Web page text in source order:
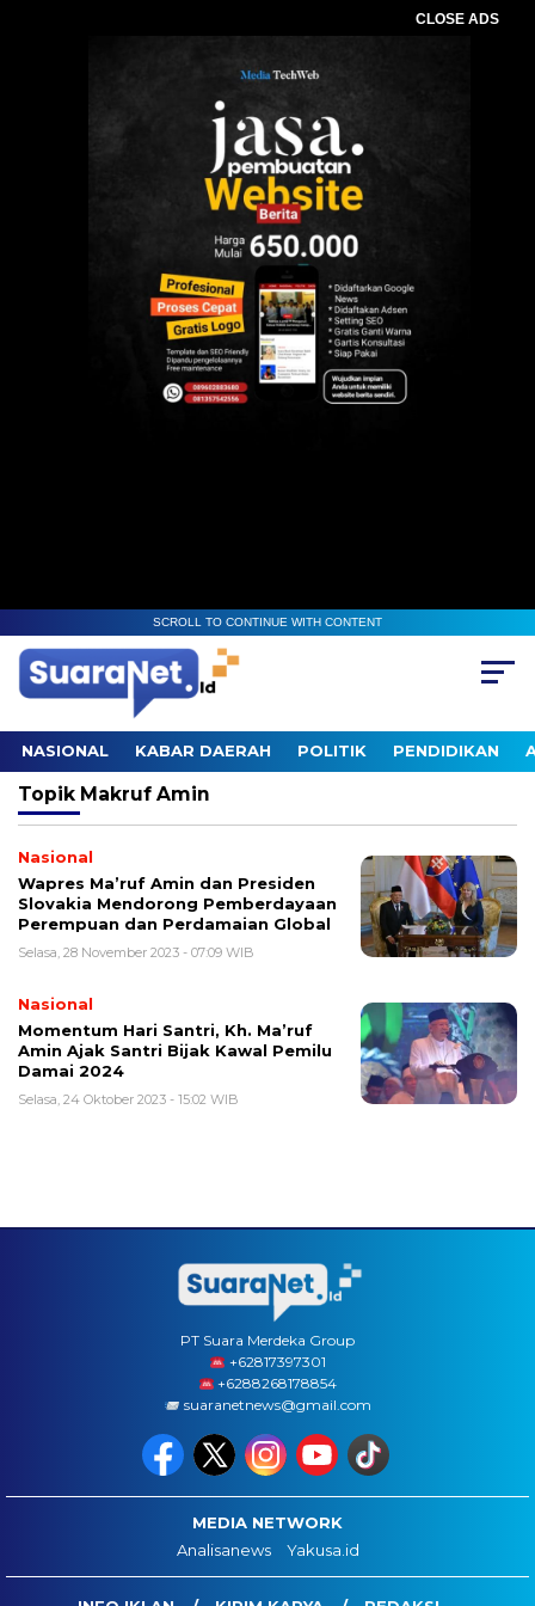
CLOSE ADS
SCROLL TO CONTINUE WITH CONTENT
NASIONAL KABAR DAERAH POLITIK PENDIDIKAN
Topik Makruf Amin
Nasional
Wapres Ma’ruf Amin dan Presiden
Slovakia Mendorong Pemberdayaan
Perempuan dan Perdamaian Global
Selasa, 28 November 2023 - 07:09 WIB
Nasional
Momentum Hari Santri, Kh. Ma’ruf
Amin Ajak Santri Bijak Kawal Pemilu
Damai 2024
Selasa, 24 Oktober 2023 - 15:02 WIB
PT Suara Merdeka Group
‪+62817397301
+6288268178854
suaranetnews@gmail.com
MEDIA NETWORK
Analisanews
Yakusa.id